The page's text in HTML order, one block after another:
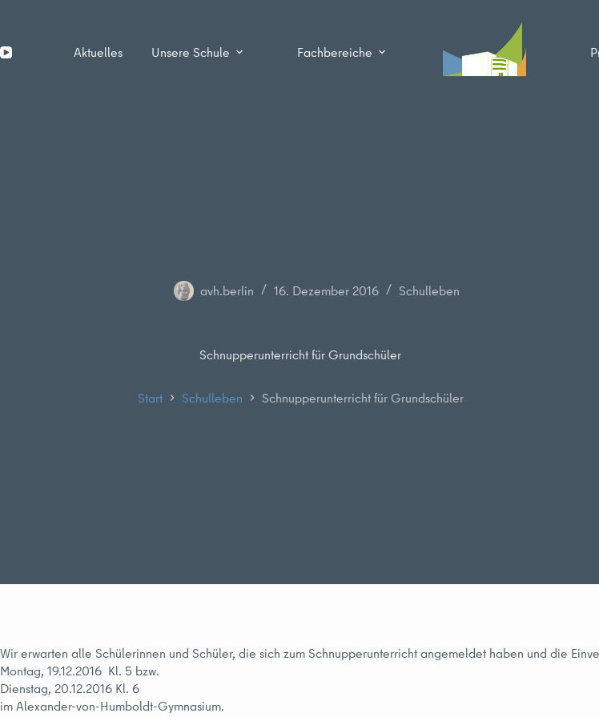
springen
Aktuelles Unsere Schule Fachbereiche
avh.berlin 16. Dezember 2016 Schulleben
Schnupperunterricht für Grundschüler
Start Schulleben Schnupperunterricht für Grundschüler
Wir erwarten alle Schülerinnen und Schüler, die sich zum Schnupperunterricht angemeldet haben und die
Montag, 19.12.2016 Kl. 5 bzw.
Dienstag, 20.12.2016 Kl. 6
im Alexander-von-Humboldt-Gymnasium.